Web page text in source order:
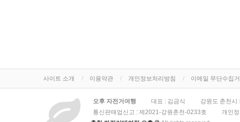
사이트 소개 이용약관 개인정보처리방침 이메일 무단수집
오후 자전거여행 대표 : 김금식 강원도 춘천시
통신판매업신고 : 제2021-강원춘천-0233호 개인